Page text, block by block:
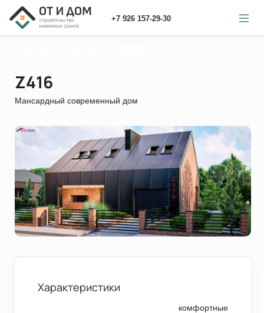
+7 926 157-29-30
Z416
Мансардный современный дом
Характеристики
комфортные